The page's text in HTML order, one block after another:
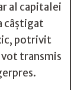
al capitalei
câştigat
potrivit
vot transmis